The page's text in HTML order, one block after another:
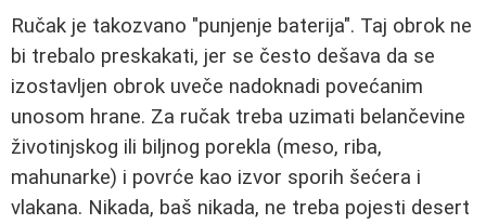
Ručak je takozvano "punjenje baterija". Taj obrok ne
bi trebalo preskakati, jer se često dešava da se
izostavljen obrok uveče nadoknadi povećanim
unosom hrane. Za ručak treba uzimati belančevine
životinjskog ili biljnog porekla (meso, riba,
mahunarke) i povrće kao izvor sporih šećera i
vlakana. Nikada, baš nikada, ne treba pojesti desert